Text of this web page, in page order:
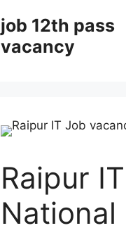
job 12th pass
vacancy
Raipur